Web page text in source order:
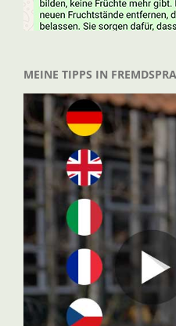
MEINE TIPPS IN